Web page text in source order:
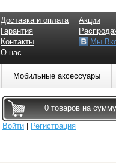
Доставка и оплата
Гарантия
Контакты
О нас
Акции
Мы
Мобильные аксессуары
0 товаров на
Войти
Регистрация